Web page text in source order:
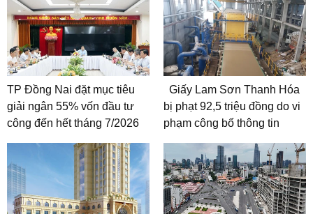
TP Đồng Nai đặt mục tiêu
giải ngân 55% vốn đầu tư
công đến hết tháng 7/2026
Giấy Lam Sơn Thanh Hóa
bị phạt 92,5 triệu đồng do vi
phạm công bố thông tin